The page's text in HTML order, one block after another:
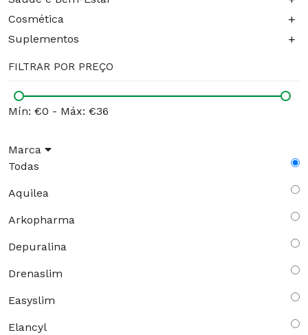
Cosmética +
Suplementos +
FILTRAR POR PREÇO
Mín: €0 - Máx: €36
Marca
Todas
Aquilea
Arkopharma
Depuralina
Drenaslim
Easyslim
Elancyl